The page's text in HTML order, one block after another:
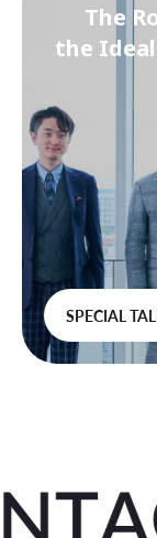
The
the
SPECIAL